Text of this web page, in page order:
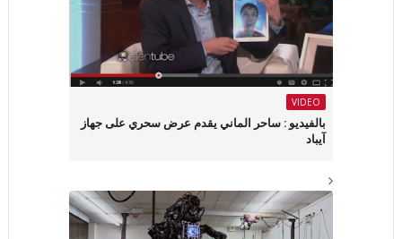
VIDEO
بالفيديو : ساحر الماني يقدم عرض سحري على جهاز
آيباد